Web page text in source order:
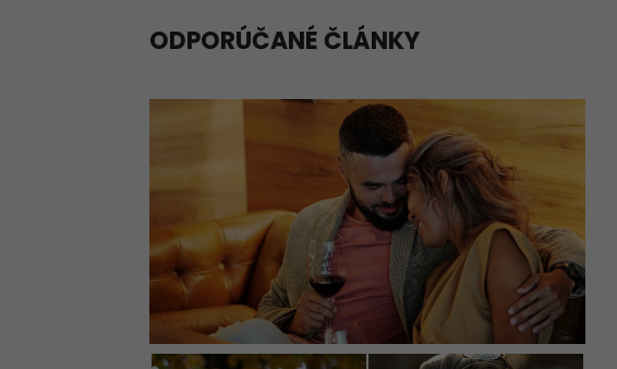
ODPORÚČANÉ ČLÁNKY